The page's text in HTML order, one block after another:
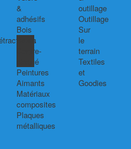
&
adhésifs
Bois
Balsa
Contre-
plaqué
Peintures
Aimants
Matériaux
composites
Plaques
métalliques
outillage
Outillage
Sur
le
terrain
Textiles
et
Goodies